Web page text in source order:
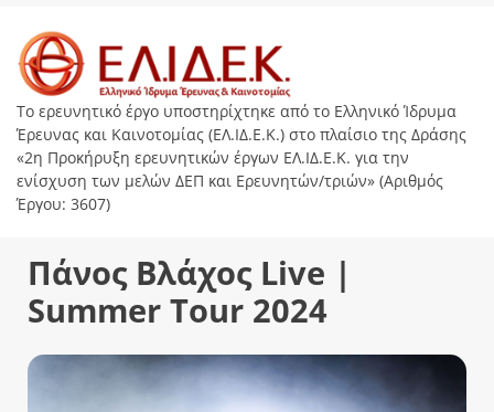
Το ερευνητικό έργο υποστηρίχτηκε από το Ελληνικό Ίδρυμα
Έρευνας και Καινοτομίας (ΕΛ.ΙΔ.Ε.Κ.) στο πλαίσιο της Δράσης
«2η Προκήρυξη ερευνητικών έργων ΕΛ.ΙΔ.Ε.Κ. για την
ενίσχυση των μελών ΔΕΠ και Ερευνητών/τριών» (Αριθμός
Έργου: 3607)
Πάνος Βλάχος Live |
Summer Tour 2024